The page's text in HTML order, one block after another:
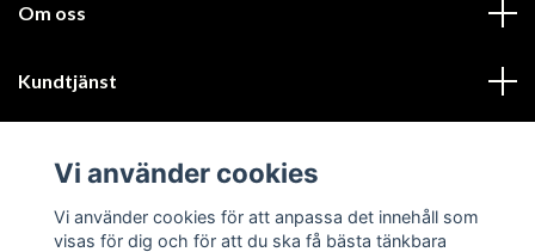
Om oss
Kundtjänst
Sociala medier
Vi använder cookies
Vi använder cookies för att anpassa det innehåll som
visas för dig och för att du ska få bästa tänkbara